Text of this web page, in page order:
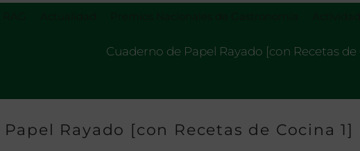
Cuaderno de Papel Rayado [con Recetas
Rayado [con Recetas de Cocina